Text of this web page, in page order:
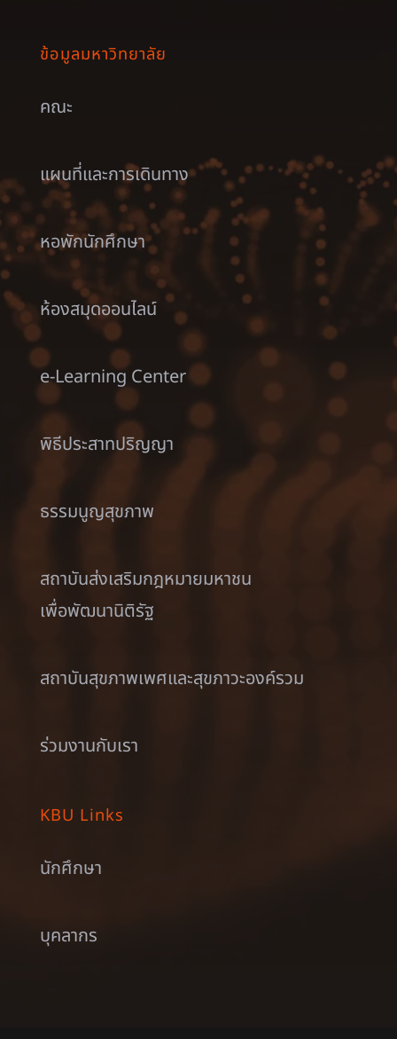
ข้อมูลมหาวิทยาลัย
คณะ
แผนที่และการเดินทาง
หอพักนักศึกษา
ห้องสมุดออนไลน์
e-Learning Center
พิธีประสาทปริญญา
ธรรมนูญสุขภาพ
สถาบันส่งเสริมกฎหมายมหาชน
เพื่อพัฒนานิติรัฐ
สถาบันสุขภาพเพศและสุขภาวะองค์รวม
ร่วมงานกับเรา
KBU Links
นักศึกษา
บุคลากร